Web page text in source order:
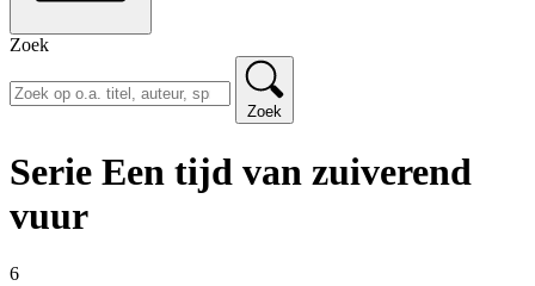
Zoek
Zoek
Serie Een tijd van zuiverend
vuur
6